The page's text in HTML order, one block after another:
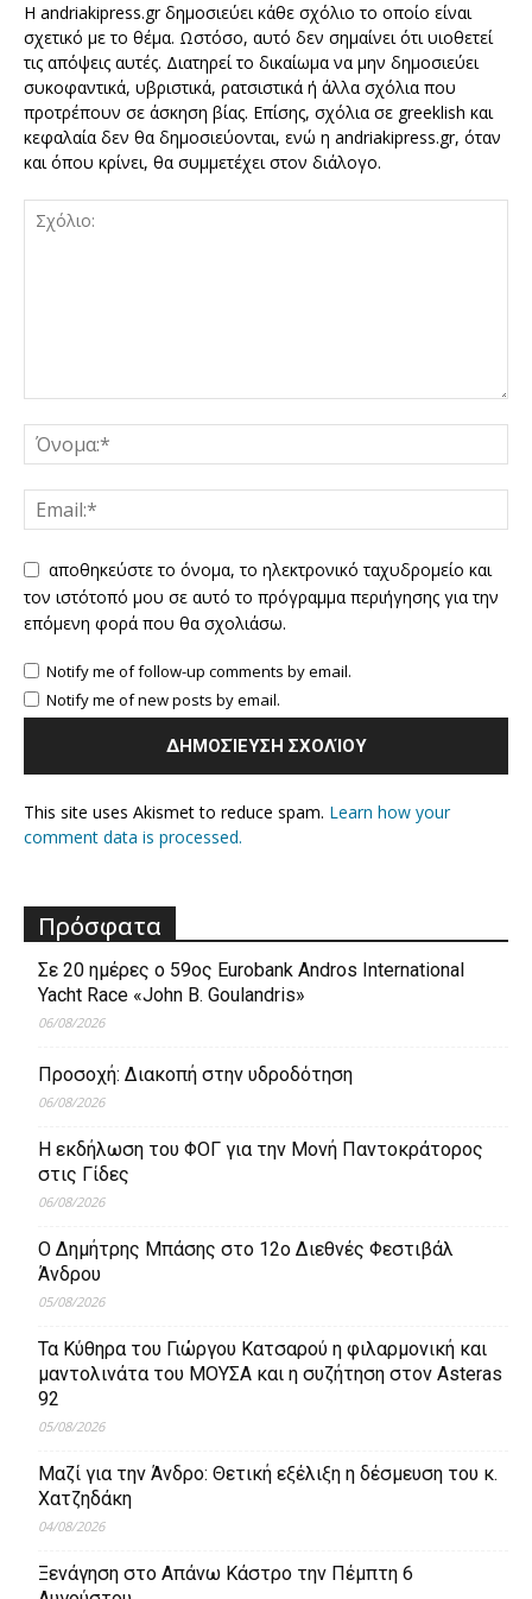
Η andriakipress.gr δημοσιεύει κάθε σχόλιο το οποίο είναι
σχετικό με το θέμα. Ωστόσο, αυτό δεν σημαίνει ότι υιοθετεί
τις απόψεις αυτές. Διατηρεί το δικαίωμα να μην δημοσιεύει
συκοφαντικά, υβριστικά, ρατσιστικά ή άλλα σχόλια που
προτρέπουν σε άσκηση βίας. Επίσης, σχόλια σε greeklish και
κεφαλαία δεν θα δημοσιεύονται, ενώ η andriakipress.gr, όταν
και όπου κρίνει, θα συμμετέχει στον διάλογο.
αποθηκεύστε το όνομα, το ηλεκτρονικό ταχυδρομείο και
τον ιστότοπό μου σε αυτό το πρόγραμμα περιήγησης για την
επόμενη φορά που θα σχολιάσω.
Notify me of follow-up comments by email.
Notify me of new posts by email.
This site uses Akismet to reduce spam. Learn how your
comment data is processed.
Πρόσφατα
Σε 20 ημέρες ο 59ος Eurobank Andros International
Yacht Race «John B. Goulandris»
06/08/2026
Προσοχή: Διακοπή στην υδροδότηση
06/08/2026
Η εκδήλωση του ΦΟΓ για την Μονή Παντοκράτορος
στις Γίδες
06/08/2026
Ο Δημήτρης Μπάσης στο 12ο Διεθνές Φεστιβάλ
Άνδρου
05/08/2026
Τα Κύθηρα του Γιώργου Κατσαρού η φιλαρμονική και
μαντολινάτα του ΜΟΥΣΑ και η συζήτηση στον Asteras
92
05/08/2026
Μαζί για την Άνδρο: Θετική εξέλιξη η δέσμευση του κ.
Χατζηδάκη
04/08/2026
Ξενάγηση στο Απάνω Κάστρο την Πέμπτη 6